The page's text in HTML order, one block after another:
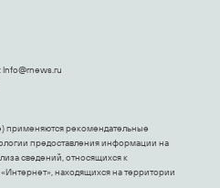
Info@rnews.ru
применяются рекомендательные
предоставления информации на
сведений, относящихся к
находящихся на территории